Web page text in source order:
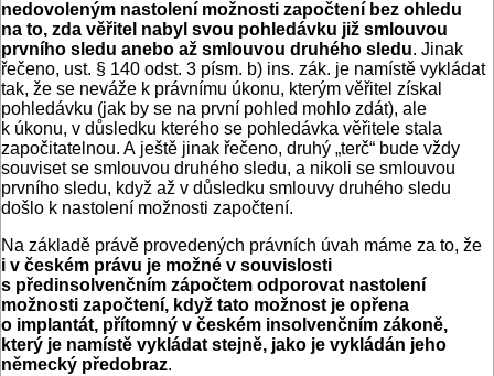
nedovoleným nastolení možnosti započtení bez ohledu
na to, zda věřitel nabyl svou pohledávku již smlouvou
prvního sledu anebo až smlouvou druhého sledu. Jinak
řečeno, ust. § 140 odst. 3 písm. b) ins. zák. je namístě vykládat
tak, že se neváže k právnímu úkonu, kterým věřitel získal
pohledávku (jak by se na první pohled mohlo zdát), ale
k úkonu, v důsledku kterého se pohledávka věřitele stala
započitatelnou. A ještě jinak řečeno, druhý „terč“ bude vždy
souviset se smlouvou druhého sledu, a nikoli se smlouvou
prvního sledu, když až v důsledku smlouvy druhého sledu
došlo k nastolení možnosti započtení.
Na základě právě provedených právních úvah máme za to, že
i v českém právu je možné v souvislosti
s předinsolvenčním zápočtem odporovat nastolení
možnosti započtení, když tato možnost je opřena
o implantát, přítomný v českém insolven­čním zákoně,
který je namístě vykládat stejně, jako je vykládán jeho
německý předobraz.